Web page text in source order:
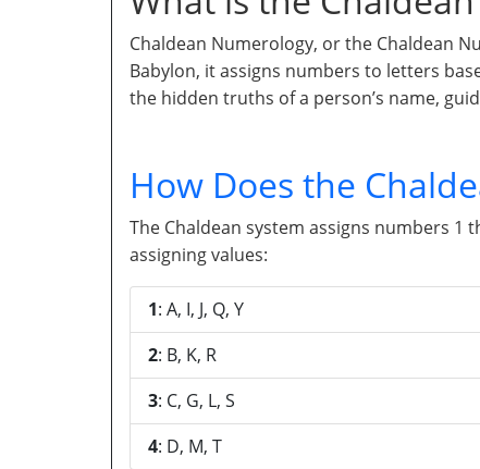
Chaldean Numerology, or the Chaldean
Babylon, it assigns numbers to letters
the hidden truths of a person’s name,
How Does the
The Chaldean system assigns numbers
assigning values:
1: A, I, J, Q, Y
2: B, K, R
3: C, G, L, S
4: D, M, T